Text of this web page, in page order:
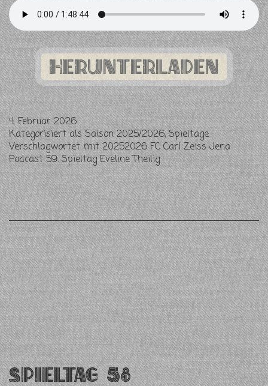
Herunterladen
4. Februar 2026
Kategorisiert alsSaison 2025/2026,Spieltage
Verschlagwortet mit20252026 FC Carl Zeiss Jena
Podcast 59. Spieltag Eveline Theilig
Spieltag 58